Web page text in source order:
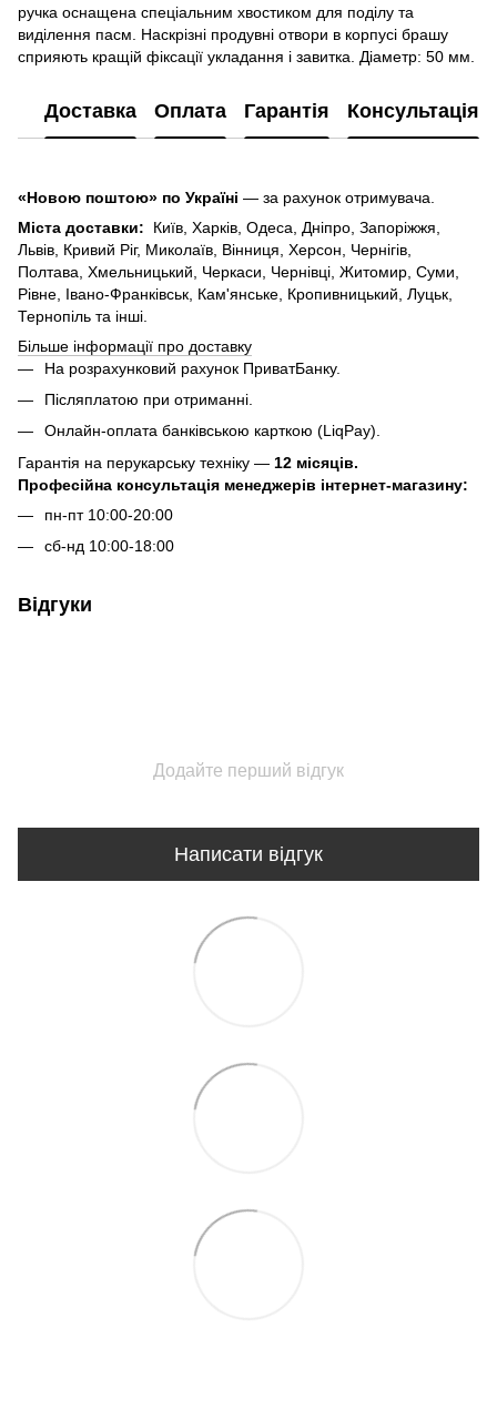
ручка оснащена спеціальним хвостиком для поділу та
виділення пасм. Наскрізні продувні отвори в корпусі брашу
сприяють кращій фіксації укладання і завитка. Діаметр: 50 мм.
Доставка Оплата Гарантія Консультація
«Новою поштою» по Україні — за рахунок отримувача.
Міста доставки: Київ, Харків, Одеса, Дніпро, Запоріжжя,
Львів, Кривий Ріг, Миколаїв, Вінниця, Херсон, Чернігів,
Полтава, Хмельницький, Черкаси, Чернівці, Житомир, Суми,
Рівне, Івано-Франківськ, Кам'янське, Кропивницький, Луцьк,
Тернопіль та інші.
Більше інформації про доставку
На розрахунковий рахунок ПриватБанку.
Післяплатою при отриманні.
Онлайн-оплата банківською карткою (LiqPay).
Гарантія на перукарську техніку — 12 місяців.
Професійна консультація менеджерів інтернет-магазину:
пн-пт 10:00-20:00
сб-нд 10:00-18:00
Відгуки
Додайте перший відгук
Написати відгук